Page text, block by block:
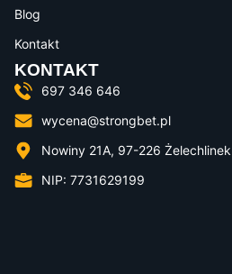
Blog
Kontakt
KONTAKT
697 346 646
wycena@strongbet.pl
Nowiny 21A, 97-226 Żelechlinek
NIP: 7731629199